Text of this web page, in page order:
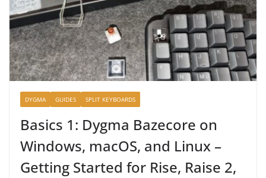
DYGMA GUIDES SPLIT KEYBOARDS
Basics 1: Dygma Bazecore on
Windows, macOS, and Linux –
Getting Started for Rise, Raise 2,